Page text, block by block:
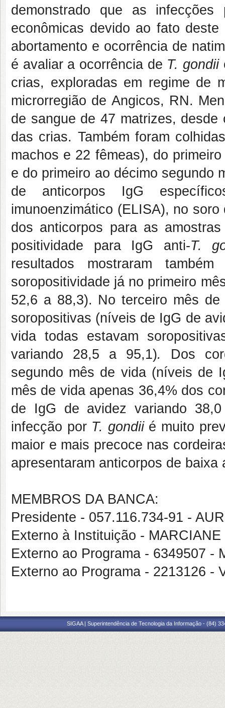
demonstrado que as
econômicas devido ao fato
abortamento e ocorrência de
é avaliar a ocorrência de T. gondii
crias, exploradas em regime de
microrregião de Angicos, RN.
de sangue de 47 matrizes,
das crias. Também foram
machos e 22 fêmeas), do
e do primeiro ao décimo segundo
de anticorpos IgG
imunoenzimático (ELISA), no
dos anticorpos para as
positividade para IgG anti-T.
resultados mostraram
soropositividade já no primeiro
52,6 a 88,3). No terceiro mês
soropositivas (níveis de IgG de
vida todas estavam
variando 28,5 a 95,1). Dos
segundo mês de vida (níveis de
mês de vida apenas 36,4% dos
de IgG de avidez variando
infecção por T. gondii é muito
maior e mais precoce nas
apresentaram anticorpos de
MEMBROS DA BANCA:
Presidente - 057.116.734-91 -
Externo à Instituição -
Externo ao Programa - 6349507 -
Externo ao Programa - 2213126 -
SIGAA | Superintendência de Tecnologia da Informação - (84)